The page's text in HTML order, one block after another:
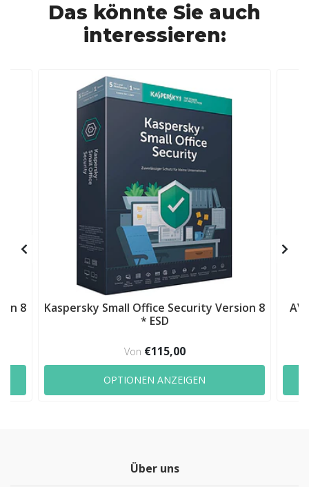
Das könnte Sie auch
interessieren:
8
Kaspersky Small Office Security Version 8
* ESD
Von €115,00
OPTIONEN ANZEIGEN
Über uns